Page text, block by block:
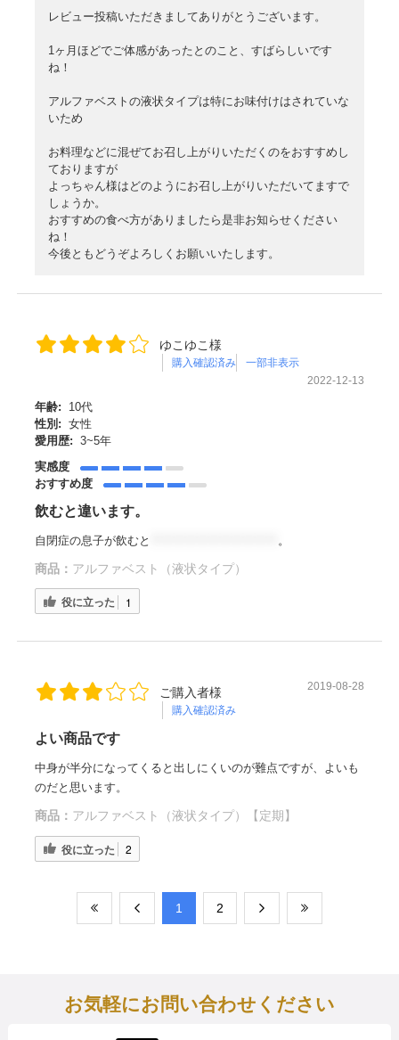
レビュー投稿いただきましてありがとうございます。
1ヶ月ほどでご体感があったとのこと、すばらしいです
ね！
アルファベストの液状タイプは特にお味付けはされていな
いため
お料理などに混ぜてお召し上がりいただくのをおすすめし
ておりますが
よっちゃん様はどのようにお召し上がりいただいてますで
しょうか。
おすすめの食べ方がありましたら是非お知らせください
ね！
今後ともどうぞよろしくお願いいたします。
ゆこゆこ様
購入確認済み
一部非表示
2022-12-13
年齢:
10代
性別: 女性
愛用歴: 3~5年
実感度
おすすめ度
飲むと違います。
自閉症の息子が飲むと 。
商品： アルファベスト（液状タイプ）
役に立った 1
ご購入者様
購入確認済み
2019-08-28
よい商品です
中身が半分になってくると出しにくいのが難点ですが、よいも
のだと思います。
商品： アルファベスト（液状タイプ）【定期】
役に立った 2
​1 ​2
お気軽にお問い合わせください